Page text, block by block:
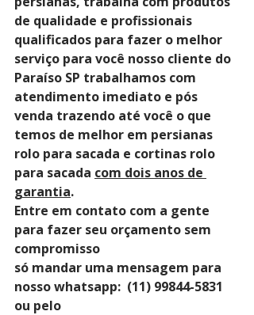
de qualidade e profissionais
qualificados para fazer o melhor
serviço para você nosso cliente do
Paraíso SP trabalhamos com
atendimento imediato e pós
venda trazendo até você o que
temos de melhor em persianas
rolo para sacada e cortinas rolo
para sacada com dois anos de
garantia.
Entre em contato com a gente
para fazer seu orçamento sem
compromisso
só mandar uma mensagem para
nosso whatsapp:  (11) 99844-5831
ou pelo